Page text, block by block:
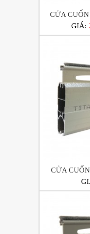
CỬA
GIÁ:
CỬA